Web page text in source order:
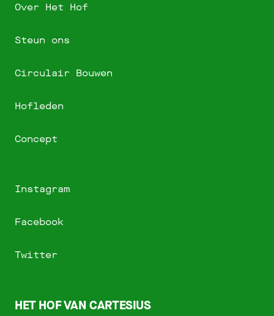
Over Het Hof
Steun ons
Circulair Bouwen
Hofleden
Concept
Instagram
Facebook
Twitter
HET HOF VAN CARTESIUS